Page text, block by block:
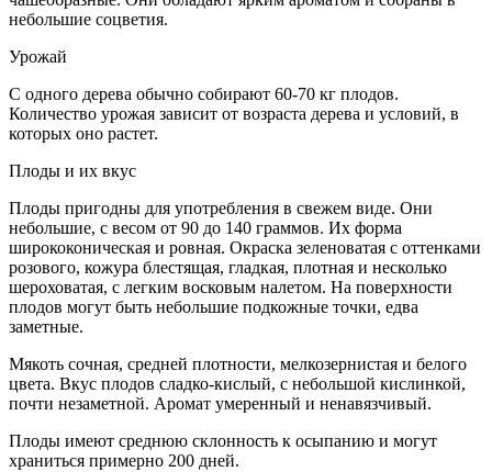
небольшие соцветия.
Урожай
С одного дерева обычно собирают 60-70 кг плодов.
Количество урожая зависит от возраста дерева и условий, в
которых оно растет.
Плоды и их вкус
Плоды пригодны для употребления в свежем виде. Они
небольшие, с весом от 90 до 140 граммов. Их форма
ширококоническая и ровная. Окраска зеленоватая с оттенками
розового, кожура блестящая, гладкая, плотная и несколько
шероховатая, с легким восковым налетом. На поверхности
плодов могут быть небольшие подкожные точки, едва
заметные.
Мякоть сочная, средней плотности, мелкозернистая и белого
цвета. Вкус плодов сладко-кислый, с небольшой кислинкой,
почти незаметной. Аромат умеренный и ненавязчивый.
Плоды имеют среднюю склонность к осыпанию и могут
храниться примерно 200 дней.